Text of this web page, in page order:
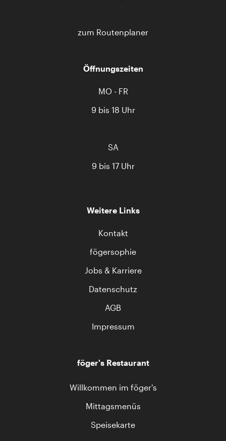
zum Routenplaner
Öffnungszeiten
MO - FR
9 bis 18 Uhr
SA
9 bis 17 Uhr
Weitere Links
Kontakt
fögersophie
Jobs & Karriere
Datenschutz
AGB
Impressum
föger's Restaurant
Willkommen im föger's
Mittagsmenüs
Speisekarte